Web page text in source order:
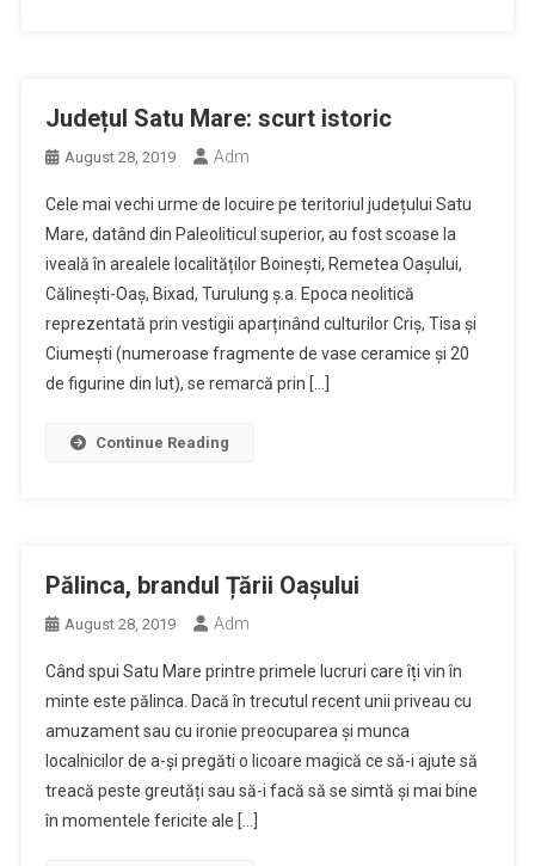
Județul Satu Mare: scurt istoric
August 28, 2019 Adm
Cele mai vechi urme de locuire pe teritoriul județului Satu
Mare, datând din Paleoliticul superior, au fost scoase la
iveală în arealele localităților Boinești, Remetea Oașului,
Călinești-Oaș, Bixad, Turulung ș.a. Epoca neolitică
reprezentată prin vestigii aparținând culturilor Criș, Tisa și
Ciumești (numeroase fragmente de vase ceramice și 20
de figurine din lut), se remarcă prin […]
Continue Reading
Pălinca, brandul Țării Oașului
August 28, 2019 Adm
Când spui Satu Mare printre primele lucruri care îți vin în
minte este pălinca. Dacă în trecutul recent unii priveau cu
amuzament sau cu ironie preocuparea și munca
localnicilor de a-și pregăti o licoare magică ce să-i ajute să
treacă peste greutăți sau să-i facă să se simtă și mai bine
în momentele fericite ale […]